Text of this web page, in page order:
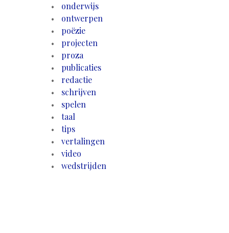
onderwijs
ontwerpen
poëzie
projecten
proza
publicaties
redactie
schrijven
spelen
taal
tips
vertalingen
video
wedstrijden